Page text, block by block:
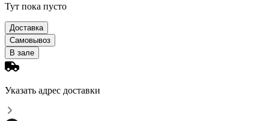
Тут пока пусто
Доставка
Самовывоз
В зале
Указать адрес доставки